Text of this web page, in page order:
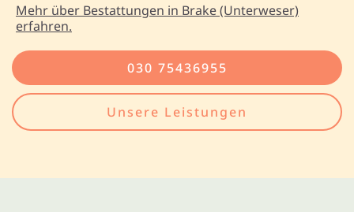
Mehr über Bestattungen in Brake (Unterweser)
erfahren.
030 75436955
Unsere Leistungen